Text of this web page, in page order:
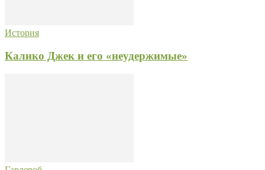
История
Калико Джек и его «неудержимые»